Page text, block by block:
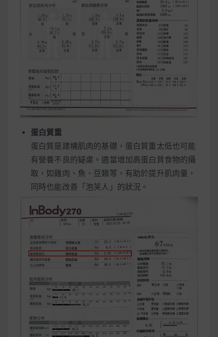
蛋白質重
蛋白質是建構肌肉的基礎，蛋白質重太低也可能
有營養不良的疑慮。適當增加高蛋白質食物的攝
取，如雞肉、魚、豆類等，有助於提升肌肉量，
同時也能改善「泡芙人」的狀況。